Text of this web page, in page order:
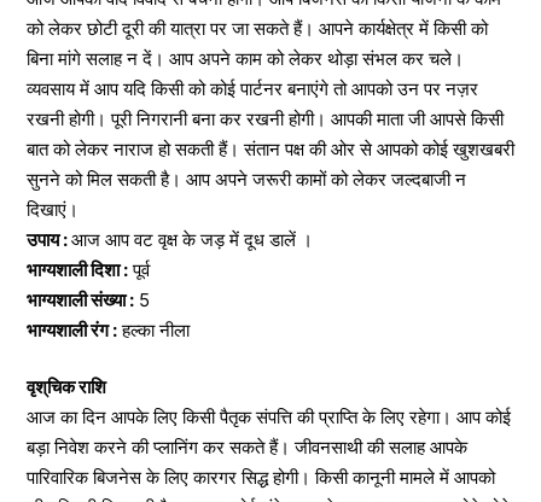
को लेकर छोटी दूरी की यात्रा पर जा सकते हैं। आपने कार्यक्षेत्र में किसी को
बिना मांगे सलाह न दें। आप अपने काम को लेकर थोड़ा संभल कर चले।
व्यवसाय में आप यदि किसी को कोई पार्टनर बनाएंगे तो आपको उन पर नज़र
रखनी होगी। पूरी निगरानी बना कर रखनी होगी। आपकी माता जी आपसे किसी
बात को लेकर नाराज हो सकती हैं। संतान पक्ष की ओर से आपको कोई खुशखबरी
सुनने को मिल सकती है। आप अपने जरूरी कामों को लेकर जल्दबाजी न
दिखाएं।
उपाय :आज आप वट वृक्ष के जड़ में दूध डालें ।
भाग्यशाली दिशा :पूर्व
भाग्यशाली संख्या : 5
भाग्यशाली रंग :हल्का नीला
वृश्चिक राशि
आज का दिन आपके लिए किसी पैतृक संपत्ति की प्राप्ति के लिए रहेगा। आप कोई
बड़ा निवेश करने की प्लानिंग कर सकते हैं। जीवनसाथी की सलाह आपके
पारिवारिक बिजनेस के लिए कारगर सिद्ध होगी। किसी कानूनी मामले में आपको